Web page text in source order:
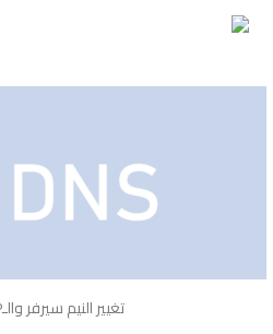
تغيير النيم سيرفر والـIP من CWP